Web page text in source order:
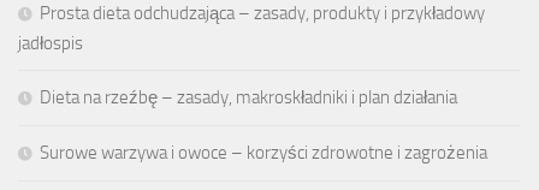
Prosta dieta odchudzająca – zasady, produkty i przykładowy
jadłospis
Dieta na rzeźbę – zasady, makroskładniki i plan działania
Surowe warzywa i owoce – korzyści zdrowotne i zagrożenia